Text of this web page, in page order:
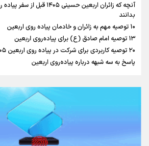
اینفو برنا / جدول کامل فاصله مرز شلمچه
عراق
آنچه که زائران اربعین حسینی ۱۴۰۵
بدانند
۱۰ توصیه مهم به زائران و خادمان پیاده روی اربعین
۱۳ توصیه امام صادق (ع) برای پیاده‌روی اربعین
۲۰ توصیه کاربردی برای شرکت در پیاده روی اربعین ۱۴۰۵
پاسخ به سه‌ شبهه درباره پیاده‌روی اربعین